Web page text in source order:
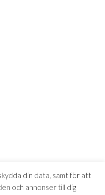
din data, samt för att
och annonser till dig